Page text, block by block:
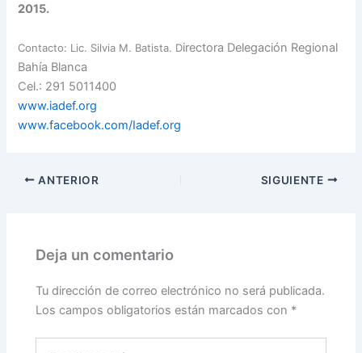
2015.
Contacto: Lic. Silvia M. Batista. Directora Delegación Regional
Bahía Blanca
Cel.: 291 5011400
www.iadef.org
www.facebook.com/Iadef.org
ANTERIOR SIGUIENTE
Deja un comentario
Tu dirección de correo electrónico no será publicada.
Los campos obligatorios están marcados con *